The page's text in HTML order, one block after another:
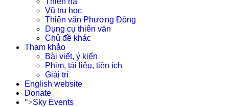
Vũ trụ học
Thiên văn Phương Đông
Dụng cụ thiên văn
Chủ đề khác
Tham khảo
Bài viết, ý kiến
Phim, tài liệu, tiện ích
Giải trí
English website
Donate
">Sky Events